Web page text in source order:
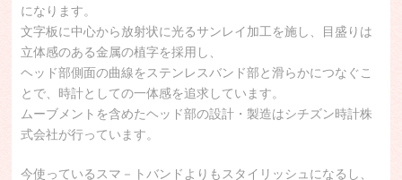
になります。
文字板に中心から放射状に光るサンレイ加工を施し、目盛りは
立体感のある金属の植字を採用し、
ヘッド部側面の曲線をステンレスバンド部と滑らかにつなぐこ
とで、時計としての一体感を追求しています。
ムーブメントを含めたヘッド部の設計・製造はシチズン時計株
式会社が行っています。
今使っているスマ－トバンドよりもスタイリッシュになるし、